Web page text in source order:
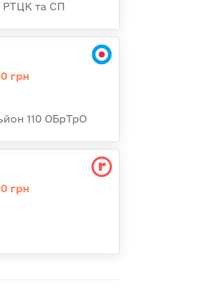
РТЦК та СП
грн
110 ОБрТрО
грн